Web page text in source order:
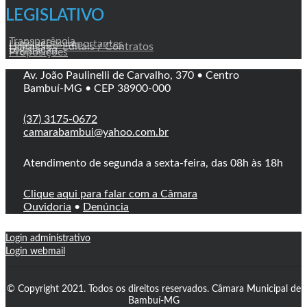
LEGISLATIVO
Transparência
Legislações Importantes
Licitação / Editais / Contratos
Legislação
Proposições
Av. João Paulinelli de Carvalho, 370 • Centro
Bambuí-MG • CEP 38900-000
(37) 3175-0672
camarabambui@yahoo.com.br
Atendimento de segunda a sexta-feira, das 08h às 18h
Clique aqui para falar com a Câmara
Ouvidoria • Denúncia
Login administrativo
Login webmail
© Copyright 2021. Todos os direitos reservados. Câmara Municipal de
Bambuí-MG